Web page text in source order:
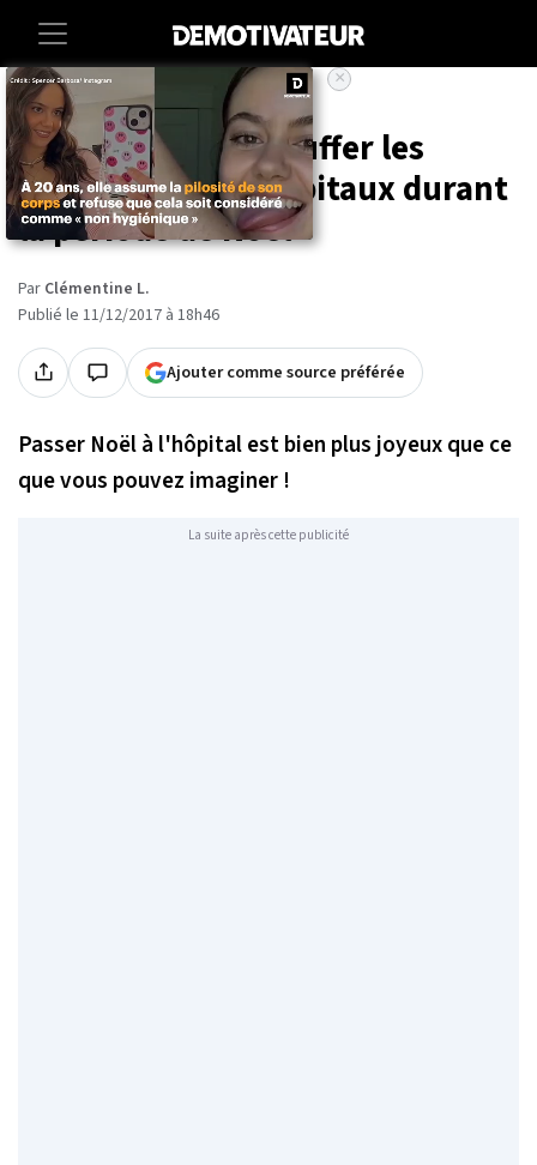
Accueil Maison
10 façons de réchauffer les
coeurs dans les hôpitaux durant
la période de Noël
Par Clémentine L.
Publié le 11/12/2017 à 18h46
Ajouter comme source préférée
Passer Noël à l'hôpital est bien plus joyeux que ce
que vous pouvez imaginer !
La suite après cette publicité
×